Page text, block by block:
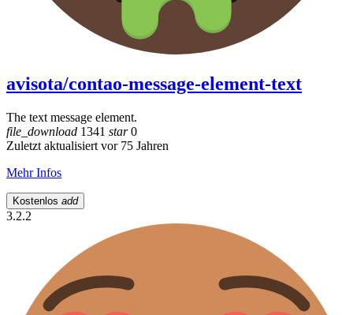
avisota/contao-message-element-text
The text message element.
file_download 1341 star0
Zuletzt aktualisiert vor 75 Jahren
Mehr Infos
Kostenlos add
3.2.2